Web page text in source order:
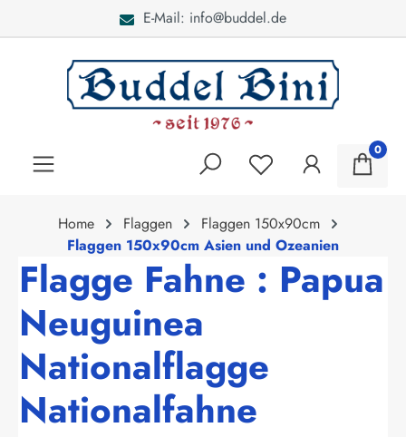
E-Mail: info@buddel.de
0
Home Flaggen
Flaggen 150x90cm
Flaggen 150x90cm Asien und Ozeanien
Flagge Fahne : Papua
Neuguinea
Nationalflagge
Nationalfahne